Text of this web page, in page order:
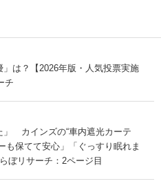
は？【2026年版・人気投票実施
チ
」 カインズの“車内遮光カーテ
保てて安心」「ぐっすり眠れま
ぼリサーチ：2ページ目